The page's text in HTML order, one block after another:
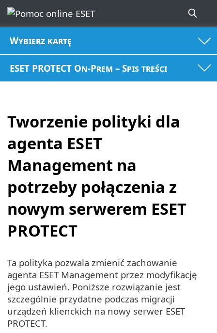
Wybierz kartę
ESET PROTECT On-Prem – Spis treści
Tworzenie polityki dla
agenta ESET
Management na
potrzeby połączenia z
nowym serwerem ESET
PROTECT
Ta polityka pozwala zmienić zachowanie
agenta ESET Management przez modyfikację
jego ustawień. Poniższe rozwiązanie jest
szczególnie przydatne podczas migracji
urządzeń klienckich na nowy serwer ESET
PROTECT.